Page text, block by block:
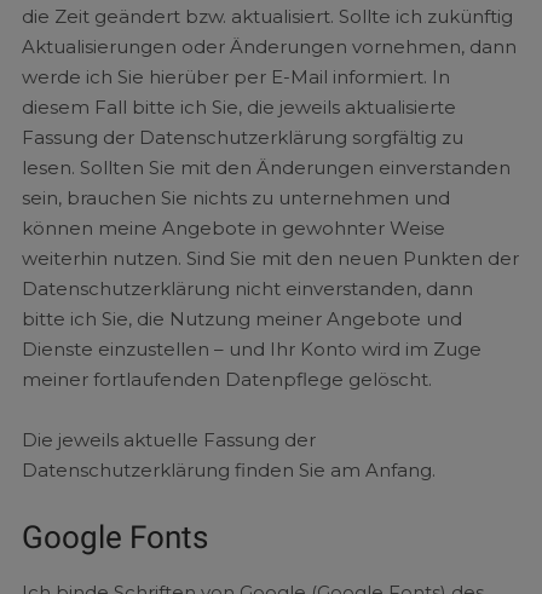
die Zeit geändert bzw. aktualisiert. Sollte ich zukünftig
Aktualisierungen oder Änderungen vornehmen, dann
werde ich Sie hierüber per E-Mail informiert. In
diesem Fall bitte ich Sie, die jeweils aktualisierte
Fassung der Datenschutzerklärung sorgfältig zu
lesen. Sollten Sie mit den Änderungen einverstanden
sein, brauchen Sie nichts zu unternehmen und
können meine Angebote in gewohnter Weise
weiterhin nutzen. Sind Sie mit den neuen Punkten der
Datenschutzerklärung nicht einverstanden, dann
bitte ich Sie, die Nutzung meiner Angebote und
Dienste einzustellen – und Ihr Konto wird im Zuge
meiner fortlaufenden Datenpflege gelöscht.
Die jeweils aktuelle Fassung der
Datenschutzerklärung finden Sie am Anfang.
Google Fonts